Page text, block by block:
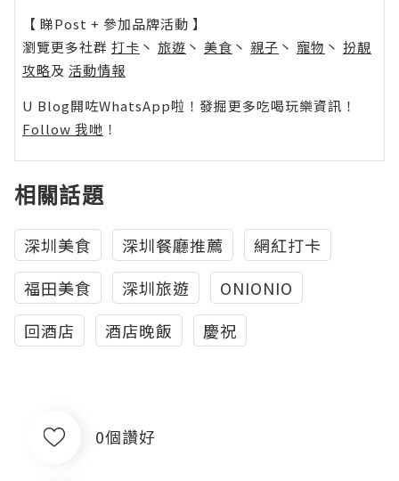
【 睇Post + 參加品牌活動 】
瀏覽更多社群 打卡 丶 旅遊 丶 美食 丶 親子 丶 寵物 丶 扮靚
攻略及 活動情報
U Blog開咗WhatsApp啦！發掘更多吃喝玩樂資訊！
Follow 我哋 ！
相關話題
深圳美食 深圳餐廳推薦
網紅打卡
福田美食
深圳旅遊
ONIONIO
回酒店
酒店晚飯 慶祝
0個讚好